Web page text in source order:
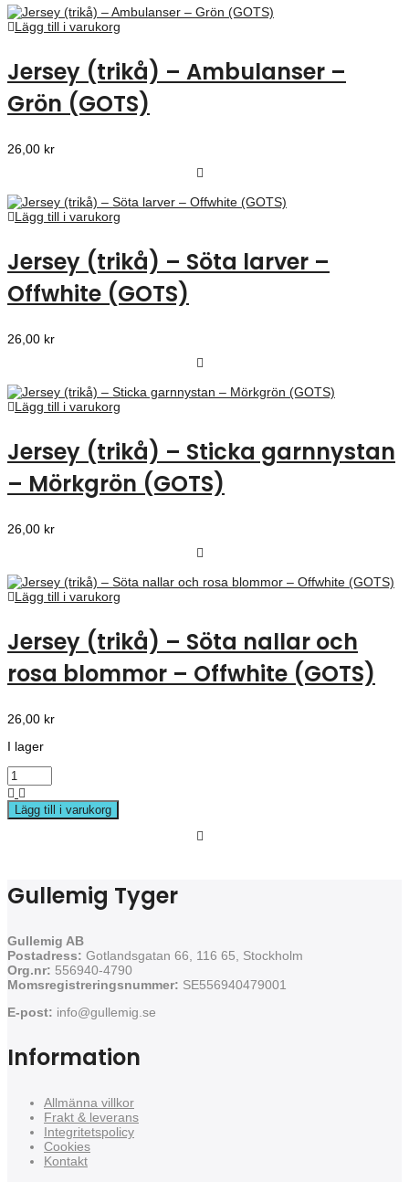
Lägg till i varukorg
Jersey (trikå) – Ambulanser –
Grön (GOTS)
26,00 kr
Lägg till i varukorg
Jersey (trikå) – Söta larver –
Offwhite (GOTS)
26,00 kr
Lägg till i varukorg
Jersey (trikå) – Sticka garnnystan
– Mörkgrön (GOTS)
26,00 kr
Lägg till i varukorg
Jersey (trikå) – Söta nallar och
rosa blommor – Offwhite (GOTS)
26,00 kr
I lager
Lägg till i varukorg
Gullemig Tyger
Gullemig AB
Postadress: Gotlandsgatan 66, 116 65, Stockholm
Org.nr: 556940-4790
Momsregistreringsnummer: SE556940479001
E-post: info@gullemig.se
Information
Allmänna villkor
Frakt & leverans
Integritetspolicy
Cookies
Kontakt